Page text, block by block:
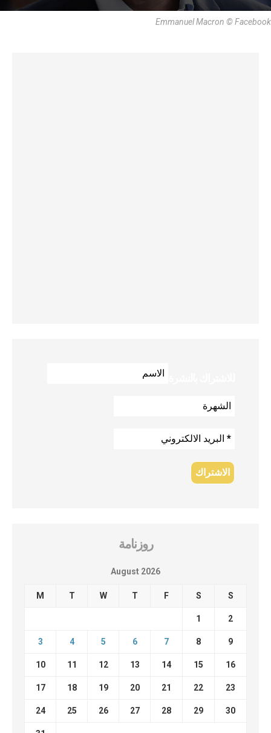
Emmanuel Macron © Facebook
روزنامة
August 2026
M T W T F S S
1 2
3 4 5 6 7 8 9
10 11 12 13 14 15 16
17 18 19 20 21 22 23
24 25 26 27 28 29 30